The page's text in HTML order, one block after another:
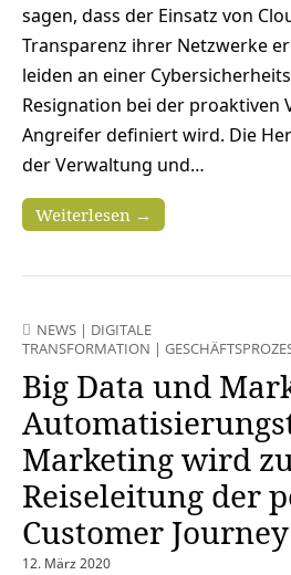
sagen, dass der Einsatz von
Transparenz ihrer Netzwerke
leiden an einer
Resignation bei der proaktiven
Angreifer definiert wird. Die
der Verwaltung und…
Weiterlesen →
NEWS | DIGITALE
TRANSFORMATION |
Big Data und
Marketing wird
Reiseleitung der
Customer Journey
12. März 2020